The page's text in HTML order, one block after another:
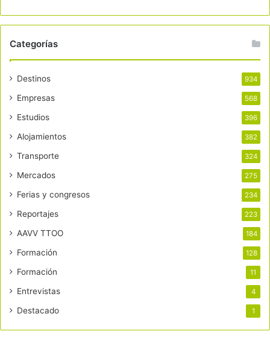
Categorías
Destinos 934
Empresas 568
Estudios 396
Alojamientos 382
Transporte 324
Mercados 275
Ferias y congresos 234
Reportajes 223
AAVV TTOO 184
Formación 128
Formación 11
Entrevistas 4
Destacado 1